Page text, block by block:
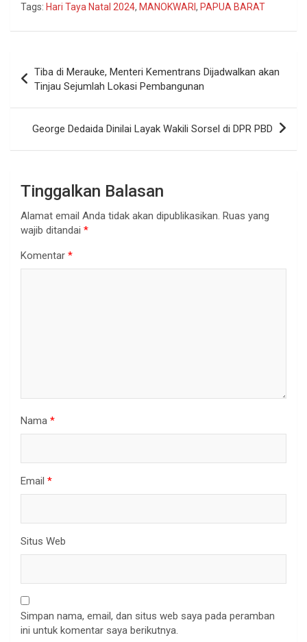
Tags: Hari Taya Natal 2024, MANOKWARI, PAPUA BARAT
pos
Tiba di Merauke, Menteri Kementrans Dijadwalkan akan
Tinjau Sejumlah Lokasi Pembangunan
George Dedaida Dinilai Layak Wakili Sorsel di DPR PBD
Tinggalkan Balasan
Alamat email Anda tidak akan dipublikasikan. Ruas yang
wajib ditandai *
Komentar *
Nama *
Email *
Situs Web
Simpan nama, email, dan situs web saya pada peramban
ini untuk komentar saya berikutnya.